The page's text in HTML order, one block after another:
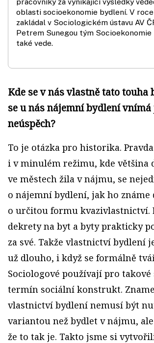
oblasti socioekonomie bydlení. V
zakládal v Sociologickém ústavu AV
Petrem Sunegou tým
také vede.
Kde se v nás vlastně tato touha
se u nás nájemní bydlení
neúspěch?
To je otázka pro historika.
i v minulém režimu, kde většina
ve městech žila v nájmu, se
o nájemní bydlení, jak ho známe
o určitou formu kvazivlastnictví.
dekrety na byt a byty prakticky
za své. Takže vlastnictví bydlení
už dlouho, i když se formálně
Sociologové používají pro takové
termín sociální konstrukt.
vlastnictví bydlení nemusí být
variantou než bydlet v nájmu,
že to tak je. Takto jsme si